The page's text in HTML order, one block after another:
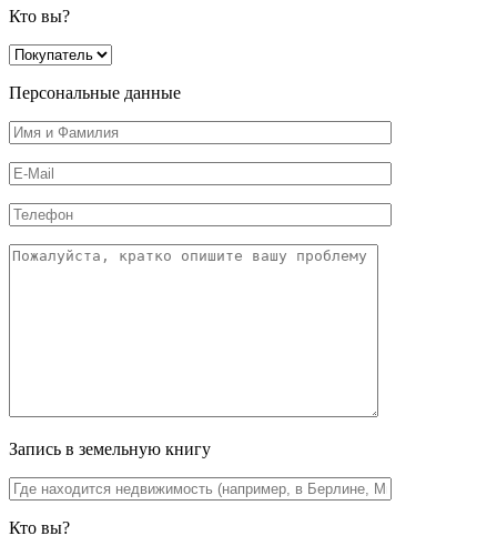
Кто вы?
Персональные данные
Запись в земельную книгу
Кто вы?